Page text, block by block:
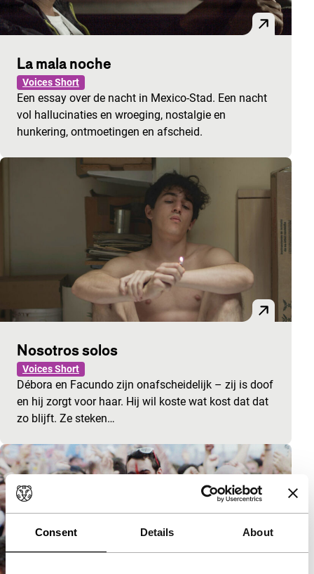
Consent Details About
La mala noche
Voices Short
Een essay over de nacht in Mexico-Stad. Een nacht
vol hallucinaties en wroeging, nostalgie en
hunkering, ontmoetingen en afscheid.
Nosotros solos
Voices Short
Débora en Facundo zijn onafscheidelijk – zij is doof
en hij zorgt voor haar. Hij wil koste wat kost dat dat
zo blijft. Ze steken…